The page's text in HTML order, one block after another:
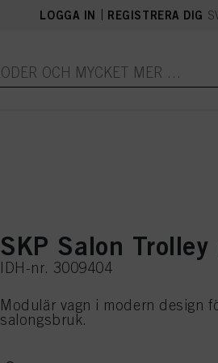
LOGGA IN REGISTRERA DIG
SKP Salon
IDH-nr. 3009404
Modulär vagn i modern design
salongsbruk.